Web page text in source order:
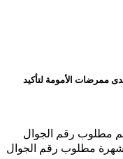
ممرضات الأمومة لتأكيد
مطلوب رقم الجوال
مطلوب رقم الجوال